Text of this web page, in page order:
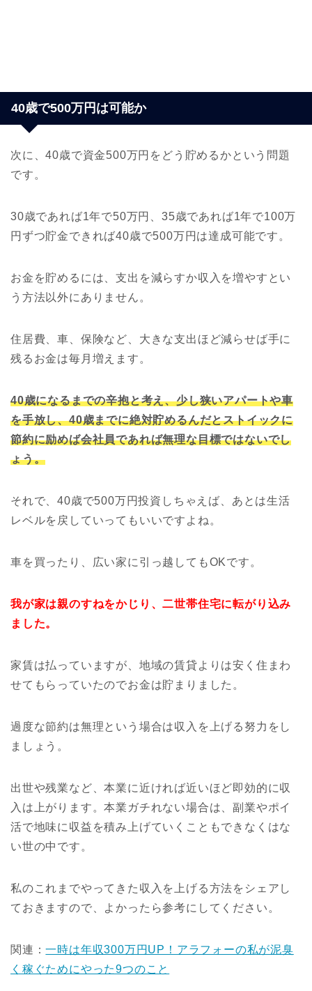
40歳で500万円は可能か
次に、40歳で資金500万円をどう貯めるかという問題
です。
30歳であれば1年で50万円、35歳であれば1年で100万
円ずつ貯金できれば40歳で500万円は達成可能です。
お金を貯めるには、支出を減らすか収入を増やすとい
う方法以外にありません。
住居費、車、保険など、大きな支出ほど減らせば手に
残るお金は毎月増えます。
40歳になるまでの辛抱と考え、少し狭いアパートや車
を手放し、40歳までに絶対貯めるんだとストイックに
節約に励めば会社員であれば無理な目標ではないでし
ょう。
それで、40歳で500万円投資しちゃえば、あとは生活
レベルを戻していってもいいですよね。
車を買ったり、広い家に引っ越してもOKです。
我が家は親のすねをかじり、二世帯住宅に転がり込み
ました。
家賃は払っていますが、地域の賃貸よりは安く住まわ
せてもらっていたのでお金は貯まりました。
過度な節約は無理という場合は収入を上げる努力をし
ましょう。
出世や残業など、本業に近ければ近いほど即効的に収
入は上がります。本業ガチれない場合は、副業やポイ
活で地味に収益を積み上げていくこともできなくはな
い世の中です。
私のこれまでやってきた収入を上げる方法をシェアし
ておきますので、よかったら参考にしてください。
関連：一時は年収300万円UP！アラフォーの私が泥臭
く稼ぐためにやった9つのこと